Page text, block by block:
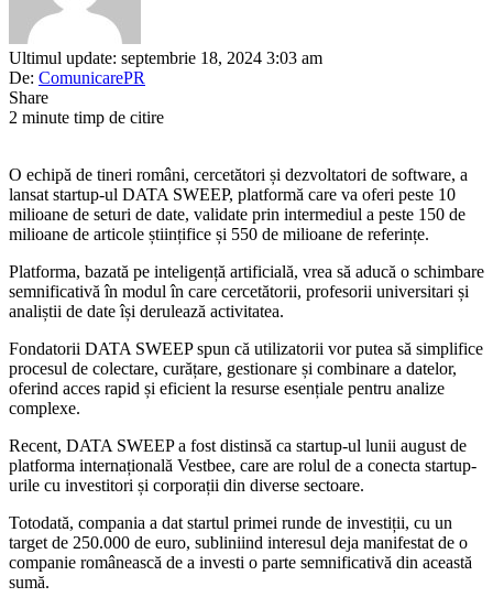
Ultimul update: septembrie 18, 2024 3:03 am
De: ComunicarePR
Share
2 minute timp de citire
O echipă de tineri români, cercetători și dezvoltatori de software, a
lansat startup-ul DATA SWEEP, platformă care va oferi peste 10
milioane de seturi de date, validate prin intermediul a peste 150 de
milioane de articole științifice și 550 de milioane de referințe.
Platforma, bazată pe inteligență artificială, vrea să aducă o schimbare
semnificativă în modul în care cercetătorii, profesorii universitari și
analiștii de date își derulează activitatea.
Fondatorii DATA SWEEP spun că utilizatorii vor putea să simplifice
procesul de colectare, curățare, gestionare și combinare a datelor,
oferind acces rapid și eficient la resurse esențiale pentru analize
complexe.
Recent, DATA SWEEP a fost distinsă ca startup-ul lunii august de
platforma internațională Vestbee, care are rolul de a conecta startup-
urile cu investitori și corporații din diverse sectoare.
Totodată, compania a dat startul primei runde de investiții, cu un
target de 250.000 de euro, subliniind interesul deja manifestat de o
companie românească de a investi o parte semnificativă din această
sumă.